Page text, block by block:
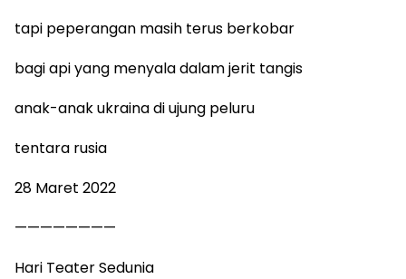
tapi peperangan masih terus berkobar
bagi api yang menyala dalam jerit tangis
anak-anak ukraina di ujung peluru
tentara rusia
28 Maret 2022
————————
Hari Teater Sedunia